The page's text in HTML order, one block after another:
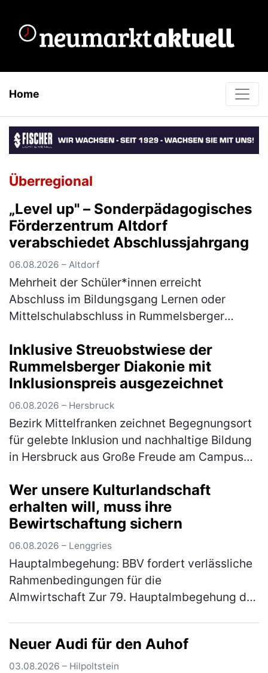
Home
Überregional
„Level up" – Sonderpädagogisches
Förderzentrum Altdorf
verabschiedet Abschlussjahrgang
06.08.2026 – Altdorf
Mehrheit der Schüler*innen erreicht
Abschluss im Bildungsgang Lernen oder
Mittelschulabschluss in Rummelsberger
Nächster Schritt auf dem Weg ins
Berufsleben" f…(mehr)
Inklusive Streuobstwiese der
Rummelsberger Diakonie mit
Inklusionspreis ausgezeichnet
06.08.2026 – Hersbruck
Bezirk Mittelfranken zeichnet Begegnungsort
für gelebte Inklusion und nachhaltige Bildung
in Hersbruck aus Große Freude am Campus
des Fachbereichs Autismus d…(mehr)
Wer unsere Kulturlandschaft
erhalten will, muss ihre
Bewirtschaftung sichern
06.08.2026 – Lenggries
Hauptalmbegehung: BBV fordert verlässliche
Rahmenbedingungen für die
Almwirtschaft Zur 79. Hauptalmbegehung des
Schönbergalmen be…(mehr)
Neuer Audi für den Auhof
03.08.2026 – Hilpoltstein